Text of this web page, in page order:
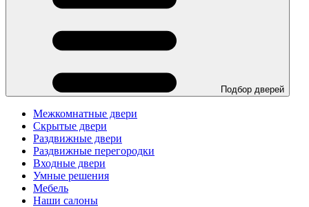
Подбор дверей
Межкомнатные двери
Скрытые двери
Раздвижные двери
Раздвижные перегородки
Входные двери
Умные решения
Мебель
Наши салоны